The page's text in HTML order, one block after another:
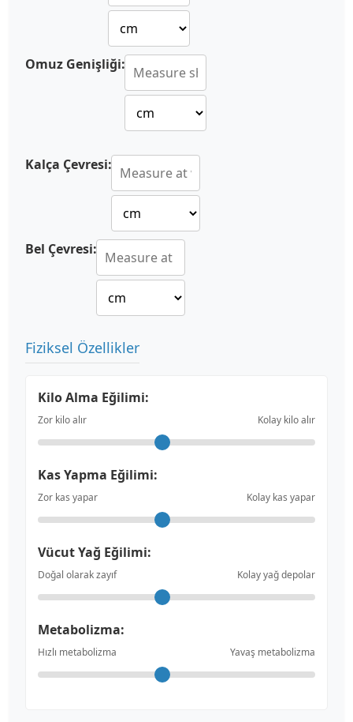
Omuz Genişliği:
Kalça Çevresi:
Bel Çevresi:
Fiziksel Özellikler
Kilo Alma Eğilimi:
Zor kilo alır Kolay kilo alır
Kas Yapma Eğilimi:
Zor kas yapar Kolay kas yapar
Vücut Yağ Eğilimi:
Doğal olarak zayıf Kolay yağ depolar
Metabolizma:
Hızlı metabolizma Yavaş metabolizma